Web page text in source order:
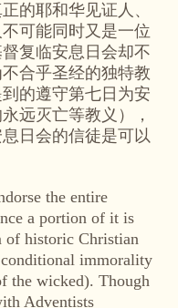
的耶和华见证人、
可能同时又是一位
复临安息日会却不
合乎圣经的独特教
的遵守第七日为安
远灭亡等教义），
日会的信徒是可以
the entire
a portion of it is
of historic Christian
immorality
the wicked). Though
Adventists